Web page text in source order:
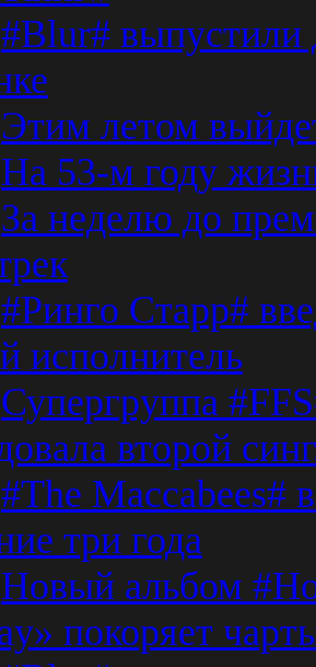
#Blur# выпустили
Этим летом
На 53-м году
За неделю до
#Ринго Старр#
исполнитель
Супергруппа
второй
#The Maccabees#
три года
Новый альбом
покоряет